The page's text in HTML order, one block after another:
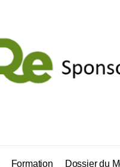
Formation Dossier du